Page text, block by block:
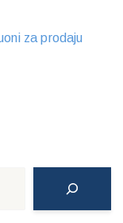
za prodaju